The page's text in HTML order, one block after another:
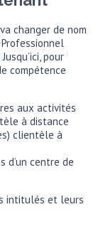
changer de nom
pour
compétence
aux activités
à distance
clientèle à
d’un centre de
intitulés et leurs